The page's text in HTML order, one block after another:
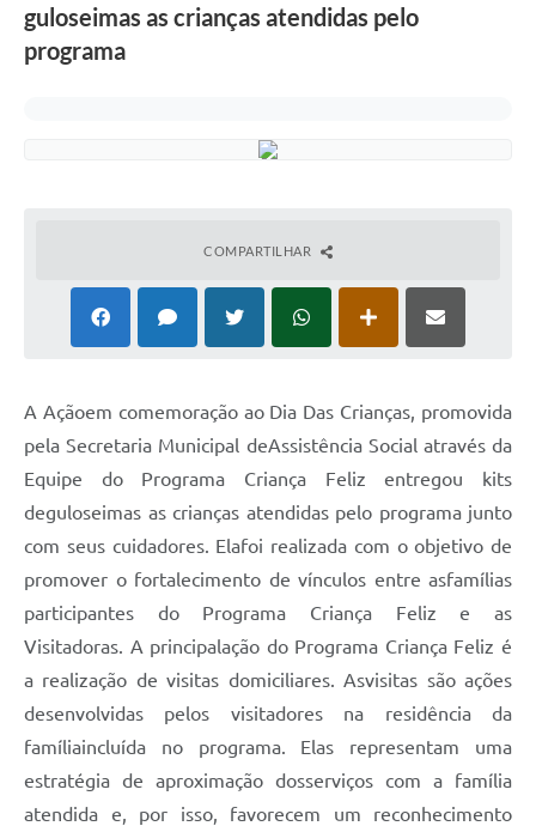
guloseimas as crianças atendidas pelo
programa
COMPARTILHAR
A Açãoem comemoração ao Dia Das Crianças, promovida
pela Secretaria Municipal deAssistência Social através da
Equipe do Programa Criança Feliz entregou kits
deguloseimas as crianças atendidas pelo programa junto
com seus cuidadores. Elafoi realizada com o objetivo de
promover o fortalecimento de vínculos entre asfamílias
participantes do Programa Criança Feliz e as
Visitadoras. A principalação do Programa Criança Feliz é
a realização de visitas domiciliares. Asvisitas são ações
desenvolvidas pelos visitadores na residência da
famíliaincluída no programa. Elas representam uma
estratégia de aproximação dosserviços com a família
atendida e, por isso, favorecem um reconhecimento